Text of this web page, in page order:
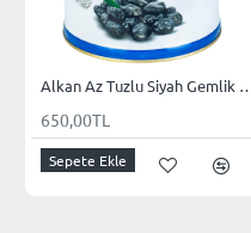
Alkan Az Tuzlu Siyah
650,00TL
Sepete Ekle